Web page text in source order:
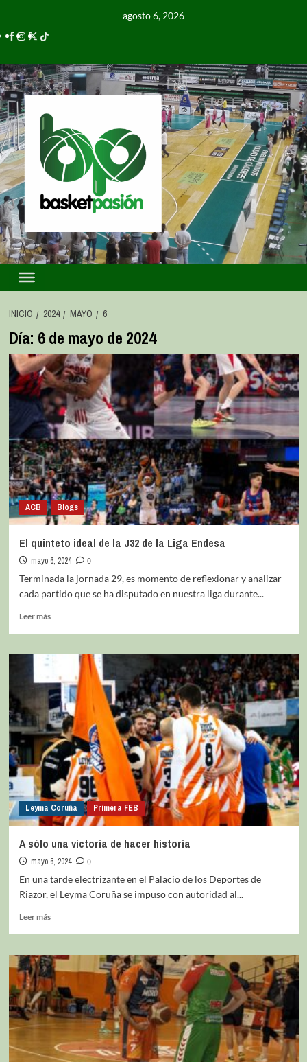
agosto 6, 2026
INICIO 2024 MAYO 6
Día: 6 de mayo de 2024
ACB Blogs
El quinteto ideal de la J32 de la Liga Endesa
mayo 6, 2024
0
Terminada la jornada 29, es momento de reflexionar y analizar
cada partido que se ha disputado en nuestra liga durante...
Leer más
Leyma Coruña Primera FEB
A sólo una victoria de hacer historia
mayo 6, 2024
0
En una tarde electrizante en el Palacio de los Deportes de
Riazor, el Leyma Coruña se impuso con autoridad al...
Leer más